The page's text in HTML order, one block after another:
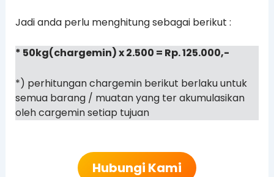
Jadi anda perlu menghitung sebagai berikut :
* 50kg(chargemin) x 2.500 = Rp. 125.000,-
*) perhitungan chargemin berikut berlaku untuk
semua barang / muatan yang ter akumulasikan
oleh cargemin setiap tujuan
Hubungi Kami